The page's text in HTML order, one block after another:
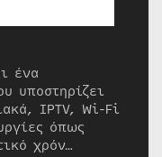
ένα
υποστηρίζει
IPTV, Wi-Fi
όπως
χρόν…